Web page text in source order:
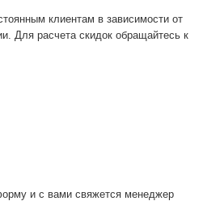
клиентам в зависимости от
Для расчета скидок обращайтесь к
и с вами свяжется менеджер